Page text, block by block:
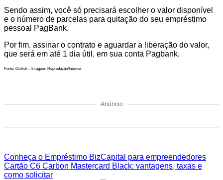
Sendo assim, você só precisará escolher o valor disponível
e o número de parcelas para quitação do seu empréstimo
pessoal PagBank.
Por fim, assinar o contrato e aguardar a liberação do valor,
que será em até 1 dia útil, em sua conta Pagbank.
Fonte: Ciclick – Imagem: Reprodução/Internet
Anúncio
Conheça o Empréstimo BizCapital para empreendedores
Cartão C6 Carbon Mastercard Black: vantagens, taxas e
como solicitar